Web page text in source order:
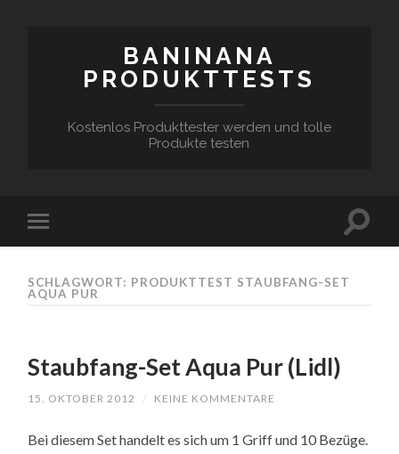
BANINANA
PRODUKTTESTS
Kostenlos Produkttester werden und tolle
Produkte testen
SCHLAGWORT: PRODUKTTEST STAUBFANG-SET
AQUA PUR
Staubfang-Set Aqua Pur (Lidl)
15. OKTOBER 2012 / KEINE KOMMENTARE
Bei diesem Set handelt es sich um 1 Griff und 10 Bezüge.